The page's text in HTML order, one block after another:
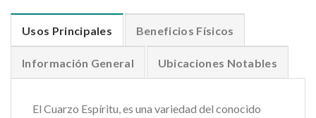
Usos Principales Beneficios Físicos
Información General Ubicaciones Notables
El Cuarzo Espíritu, es una variedad del conocido